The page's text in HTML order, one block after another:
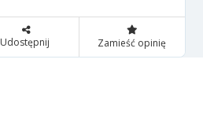
Udostępnij Zamieść opinię